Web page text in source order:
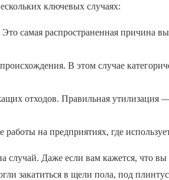
ключевых случаях:
самая распространенная причина
В этом случае
отходов. Правильная утилизация
на предприятиях, где
случай. Даже если вам кажется, что вы
закатиться в щели пола, под